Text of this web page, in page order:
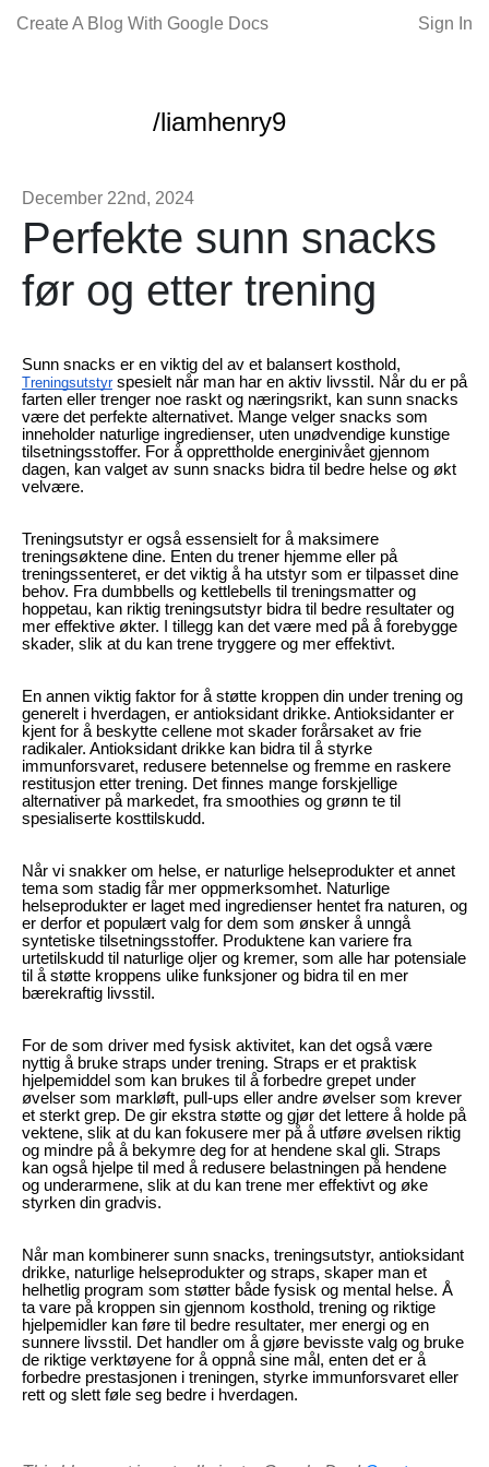
Create A Blog With Google Docs Sign In
/liamhenry9
December 22nd, 2024
Perfekte sunn snacks
før og etter trening
Sunn snacks er en viktig del av et balansert kosthold,
Treningsutstyr spesielt når man har en aktiv livsstil. Når du er på
farten eller trenger noe raskt og næringsrikt, kan sunn snacks
være det perfekte alternativet. Mange velger snacks som
inneholder naturlige ingredienser, uten unødvendige kunstige
tilsetningsstoffer. For å opprettholde energinivået gjennom
dagen, kan valget av sunn snacks bidra til bedre helse og økt
velvære.
Treningsutstyr er også essensielt for å maksimere
treningsøktene dine. Enten du trener hjemme eller på
treningssenteret, er det viktig å ha utstyr som er tilpasset dine
behov. Fra dumbbells og kettlebells til treningsmatter og
hoppetau, kan riktig treningsutstyr bidra til bedre resultater og
mer effektive økter. I tillegg kan det være med på å forebygge
skader, slik at du kan trene tryggere og mer effektivt.
En annen viktig faktor for å støtte kroppen din under trening og
generelt i hverdagen, er antioksidant drikke. Antioksidanter er
kjent for å beskytte cellene mot skader forårsaket av frie
radikaler. Antioksidant drikke kan bidra til å styrke
immunforsvaret, redusere betennelse og fremme en raskere
restitusjon etter trening. Det finnes mange forskjellige
alternativer på markedet, fra smoothies og grønn te til
spesialiserte kosttilskudd.
Når vi snakker om helse, er naturlige helseprodukter et annet
tema som stadig får mer oppmerksomhet. Naturlige
helseprodukter er laget med ingredienser hentet fra naturen, og
er derfor et populært valg for dem som ønsker å unngå
syntetiske tilsetningsstoffer. Produktene kan variere fra
urtetilskudd til naturlige oljer og kremer, som alle har potensiale
til å støtte kroppens ulike funksjoner og bidra til en mer
bærekraftig livsstil.
For de som driver med fysisk aktivitet, kan det også være
nyttig å bruke straps under trening. Straps er et praktisk
hjelpemiddel som kan brukes til å forbedre grepet under
øvelser som markløft, pull-ups eller andre øvelser som krever
et sterkt grep. De gir ekstra støtte og gjør det lettere å holde på
vektene, slik at du kan fokusere mer på å utføre øvelsen riktig
og mindre på å bekymre deg for at hendene skal gli. Straps
kan også hjelpe til med å redusere belastningen på hendene
og underarmene, slik at du kan trene mer effektivt og øke
styrken din gradvis.
Når man kombinerer sunn snacks, treningsutstyr, antioksidant
drikke, naturlige helseprodukter og straps, skaper man et
helhetlig program som støtter både fysisk og mental helse. Å
ta vare på kroppen sin gjennom kosthold, trening og riktige
hjelpemidler kan føre til bedre resultater, mer energi og en
sunnere livsstil. Det handler om å gjøre bevisste valg og bruke
de riktige verktøyene for å oppnå sine mål, enten det er å
forbedre prestasjonen i treningen, styrke immunforsvaret eller
rett og slett føle seg bedre i hverdagen.